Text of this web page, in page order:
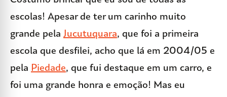
escolas! Apesar de ter um carinho muito
grande pela Jucutuquara, que foi a primeira
escola que desfilei, acho que lá em 2004/05 e
pela Piedade, que fui destaque em um carro, e
foi uma grande honra e emoção! Mas eu